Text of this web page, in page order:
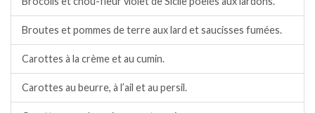
Broutes et pommes de terre aux lard et saucisses fumées.
Carottes à la crème et au cumin.
Carottes au beurre, à l’ail et au persil.